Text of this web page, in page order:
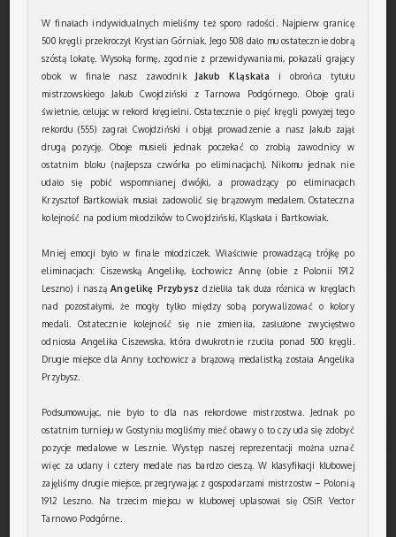
W finałach indywidualnych mieliśmy też sporo radości. Najpierw granicę
500 kręgli przekroczył Krystian Górniak. Jego 508 dało mu ostatecznie dobrą
szóstą lokatę. Wysoką formę, zgodnie z przewidywaniami, pokazali grający
obok w finale nasz zawodnik Jakub Kląskała i obrońca tytułu
mistrzowskiego Jakub Cwojdziński z Tarnowa Podgórnego. Oboje grali
świetnie, celując w rekord kręgielni. Ostatecznie o pięć kręgli powyżej tego
rekordu (555) zagrał Cwojdziński i objął prowadzenie a nasz Jakub zajął
drugą pozycję. Oboje musieli jednak poczekać co zrobią zawodnicy w
ostatnim bloku (najlepsza czwórka po eliminacjach). Nikomu jednak nie
udało się pobić wspomnianej dwójki, a prowadzący po eliminacjach
Krzysztof Bartkowiak musiał zadowolić się brązowym medalem. Ostateczna
kolejność na podium młodzików to Cwojdziński, Kląskała i Bartkowiak.
Mniej emocji było w finale młodziczek. Właściwie prowadzącą trójkę po
eliminacjach: Ciszewską Angelikę, Łochowicz Annę (obie z Polonii 1912
Leszno) i nasząAngelikę Przybysz dzieliła tak duża różnica w kręglach
nad pozostałymi, że mogły tylko między sobą porywalizować o kolory
medali. Ostatecznie kolejność się nie zmieniła, zasłużone zwycięstwo
odniosła Angelika Ciszewska, która dwukrotnie rzuciła ponad 500 kręgli.
Drugie miejsce dla Anny Łochowicz a brązową medalistką została Angelika
Przybysz.
Podsumowując, nie było to dla nas rekordowe mistrzostwa. Jednak po
ostatnim turnieju w Gostyniu mogliśmy mieć obawy o to czy uda się zdobyć
pozycje medalowe w Lesznie. Występ naszej reprezentacji można uznać
więc za udany i cztery medale nas bardzo cieszą. W klasyfikacji klubowej
zajęliśmy drugie miejsce, przegrywając z gospodarzami mistrzostw – Polonią
1912 Leszno. Na trzecim miejscu w klubowej uplasował się OSiR Vector
Tarnowo Podgórne.